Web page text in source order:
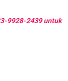
9928-2439 untuk